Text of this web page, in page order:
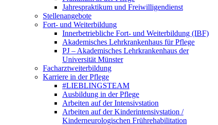
Jahrespraktikum und Freiwilligendienst
Stellenangebote
Fort- und Weiterbildung
Innerbetriebliche Fort- und Weiterbildung (IBF)
Akademisches Lehrkrankenhaus für Pflege
PJ – Akademisches Lehrkrankenhaus der
Universität Münster
Facharztweiterbildung
Karriere in der Pflege
#LIEBLINGSTEAM
Ausbildung in der Pflege
Arbeiten auf der Intensivstation
Arbeiten auf der Kinderintensivstation /
Kinderneurologischen Frührehabilitation